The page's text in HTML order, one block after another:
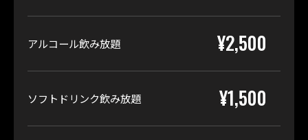
アルコール飲み放題 ¥2,500
ソフトドリンク飲み放題 ¥1,500